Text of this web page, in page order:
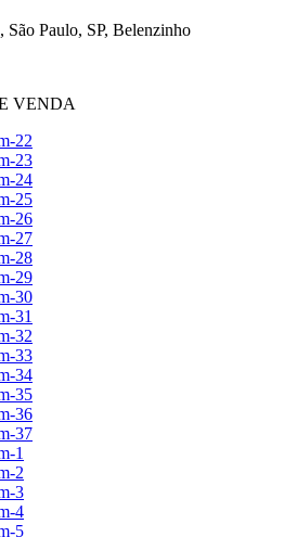
Paulo, SP, Belenzinho
VENDA